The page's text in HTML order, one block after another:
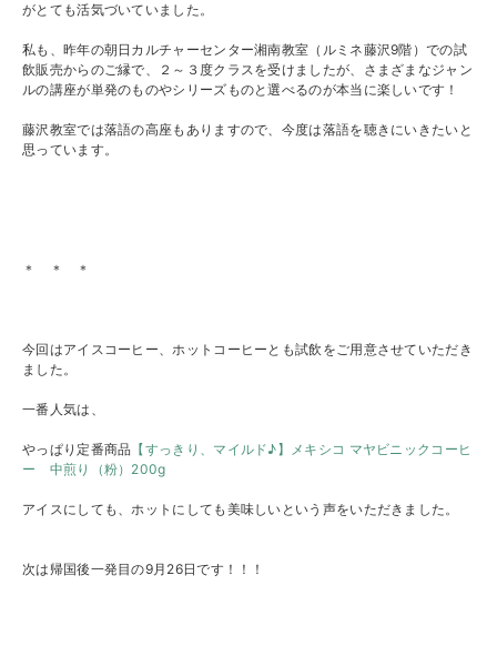
がとても活気づいていました。
私も、昨年の朝日カルチャーセンター湘南教室（ルミネ藤沢9階）での試
飲販売からのご縁で、２～３度クラスを受けましたが、さまざまなジャン
ルの講座が単発のものやシリーズものと選べるのが本当に楽しいです！
藤沢教室では落語の高座もありますので、今度は落語を聴きにいきたいと
思っています。
＊ ＊ ＊
今回はアイスコーヒー、ホットコーヒーとも試飲をご用意させていただき
ました。
一番人気は、
やっぱり定番商品 【すっきり、マイルド♪】メキシコ マヤビニックコーヒ
ー 中煎り（粉）200g
アイスにしても、ホットにしても美味しいという声をいただきました。
次は帰国後一発目の9月26日です！！！